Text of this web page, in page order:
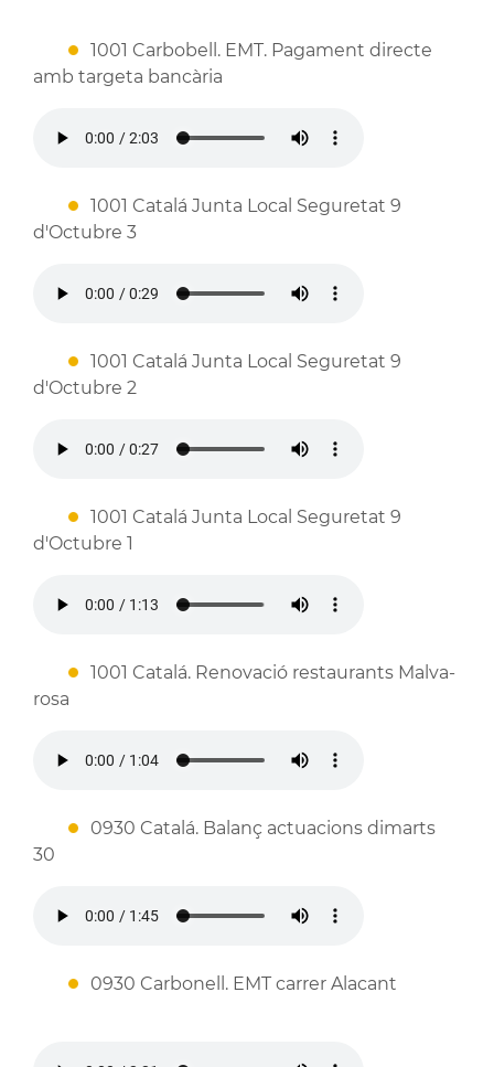
1001 Carbobell. EMT. Pagament directe
amb targeta bancària
1001 Catalá Junta Local Seguretat 9
d'Octubre 3
1001 Catalá Junta Local Seguretat 9
d'Octubre 2
1001 Catalá Junta Local Seguretat 9
d'Octubre 1
1001 Catalá. Renovació restaurants Malva-
rosa
0930 Catalá. Balanç actuacions dimarts
30
0930 Carbonell. EMT carrer Alacant